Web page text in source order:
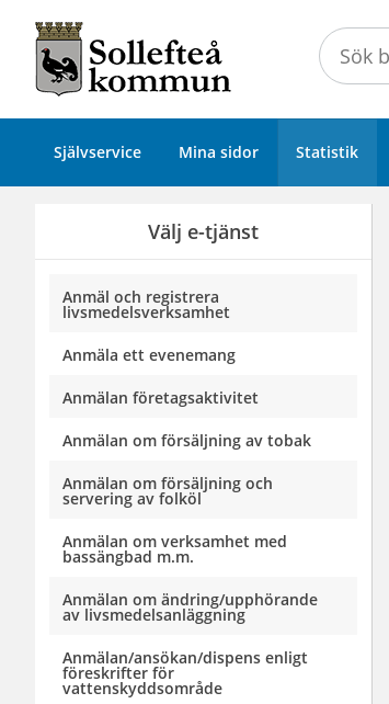
Självservice
kommun
Självservice Mina sidor Statistik
Välj e-tjänst
Anmäl och registrera
livsmedelsverksamhet
Anmäla ett evenemang
Anmälan företagsaktivitet
Anmälan om försäljning av tobak
Anmälan om försäljning och
servering av folköl
Anmälan om verksamhet med
bassängbad m.m.
Anmälan om ändring/upphörande
av livsmedelsanläggning
Anmälan/ansökan/dispens enligt
föreskrifter för
vattenskyddsområde